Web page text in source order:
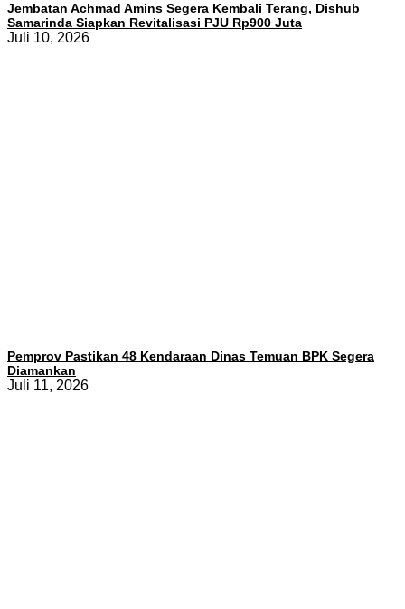
Jembatan Achmad Amins Segera Kembali Terang, Dishub
Samarinda Siapkan Revitalisasi PJU Rp900 Juta
Juli 10, 2026
Pemprov Pastikan 48 Kendaraan Dinas Temuan BPK Segera
Diamankan
Juli 11, 2026